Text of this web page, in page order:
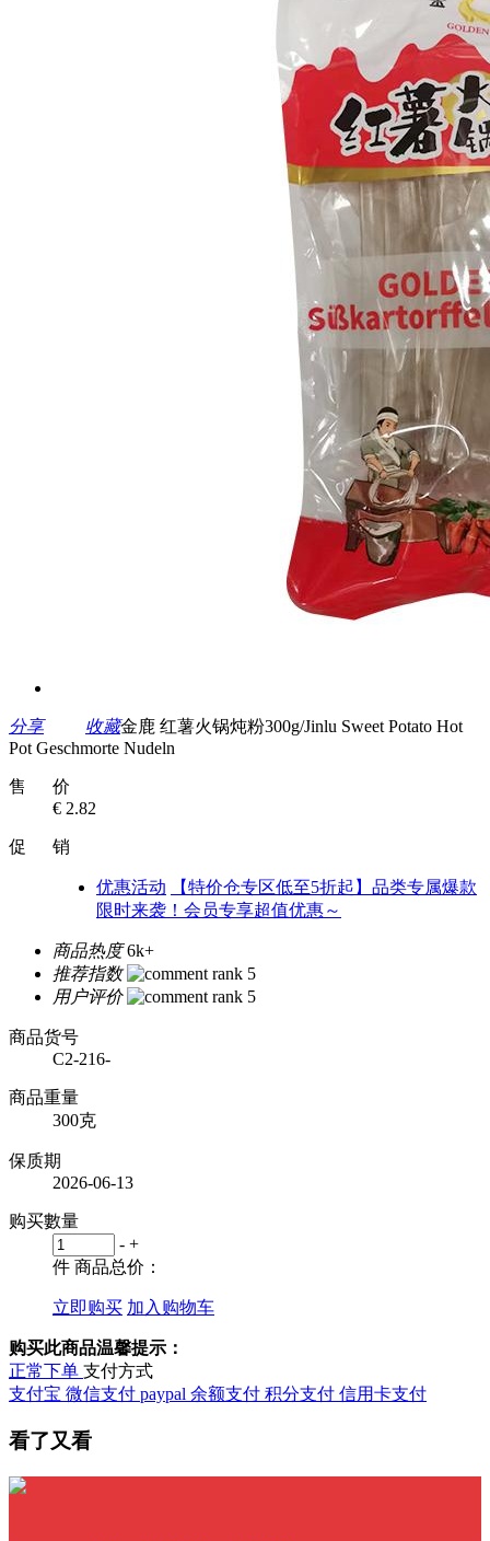
分享 收藏金鹿 红薯火锅炖粉300g/Jinlu Sweet Potato Hot
Pot Geschmorte Nudeln
售 价
€ 2.82
促 销
优惠活动
【特价仓专区低至5折起】品类专属爆款
限时来袭！会员专享超值优惠～
商品热度 6k+
推荐指数
用户评价
商品货号
C2-216-
商品重量
300克
保质期
2026-06-13
购买數量
- +
件 商品总价：
立即购买 加入购物车
购买此商品温馨提示：
正常下单 支付方式
支付宝 微信支付 paypal 余额支付 积分支付 信用卡支付
看了又看